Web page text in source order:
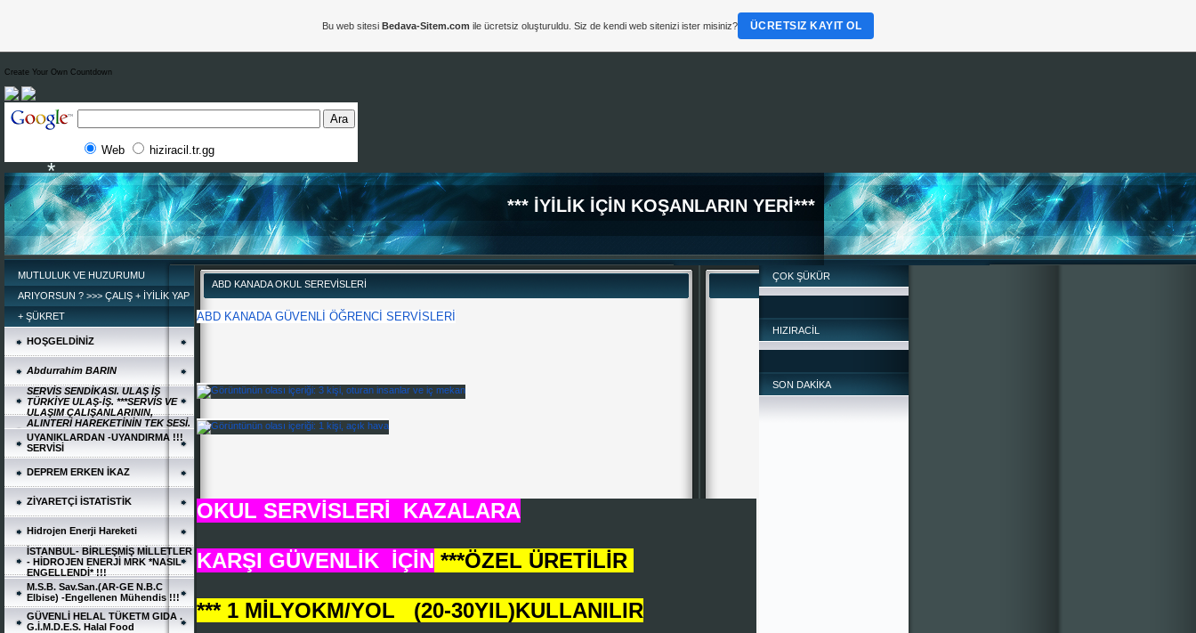
Create Your Own Countdown
Web hiziracil.tr.gg
*** İYİLİK İÇİN KOŞANLARIN YERİ***
MUTLULUK VE HUZURUMU
ARIYORSUN ? >>> ÇALIŞ + İYİLİK YAP
+ ŞÜKRET
HOŞGELDİNİZ
Abdurrahim BARIN
SERVİS SENDİKASI. ULAŞ İŞ
TÜRKİYE ULAŞ-İŞ. ***SERVİS VE
ULAŞIM ÇALIŞANLARININ,
ALINTERİ HAREKETİNİN TEK SESİ.
UYANIKLARDAN -UYANDIRMA !!!
SERVİSİ
DEPREM ERKEN İKAZ
ZİYARETÇİ İSTATİSTİK
Hidrojen Enerji Hareketi
İSTANBUL- BİRLEŞMİŞ MİLLETLER
- HİDROJEN ENERJİ MRK *NASIL
ENGELLENDİ* !!!
M.S.B. Sav.San.(AR-GE N.B.C
Elbise) -Engellenen Mühendis !!!
GÜVENLİ HELAL TÜKETM GIDA .
G.İ.M.D.E.S. Halal Food
ABD KANADA OKUL SEREVİSLERİ
ABD KANADA GÜVENLİ ÖĞRENCİ SERVİSLERİ
OKUL SERVİSLERİ KAZALARA
KARŞI GÜVENLİK İÇİN ***ÖZEL ÜRETİLİR
*** 1 MİLYOKM/YOL (20-30YIL)KULLANILIR
ÇOK ŞÜKÜR
HIZIRACİL
SON DAKİKA
Bu web sitesi Bedava-Sitem.com ile ücretsiz oluşturuldu. Siz de kendi web sitenizi ister misiniz? ÜCRETSIZ KAYIT OL
*